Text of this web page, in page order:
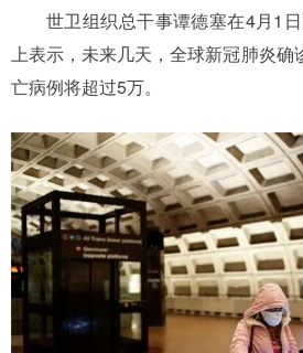
世卫组织总干事谭德塞在4月1
上表示，未来几天，全球新冠肺炎确
亡病例将超过5万。